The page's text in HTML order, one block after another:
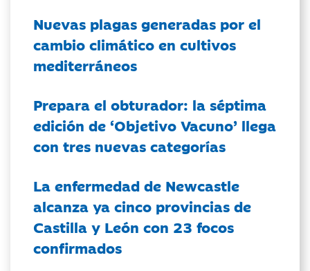
Nuevas plagas generadas por el
cambio climático en cultivos
mediterráneos
Prepara el obturador: la séptima
edición de ‘Objetivo Vacuno’ llega
con tres nuevas categorías
La enfermedad de Newcastle
alcanza ya cinco provincias de
Castilla y León con 23 focos
confirmados